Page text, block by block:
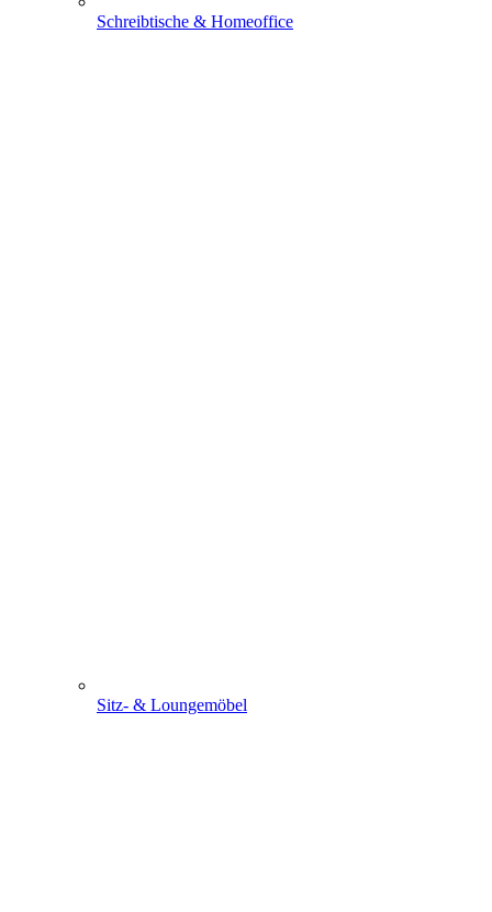
Schreibtische & Homeoffice
Sitz- & Loungemöbel